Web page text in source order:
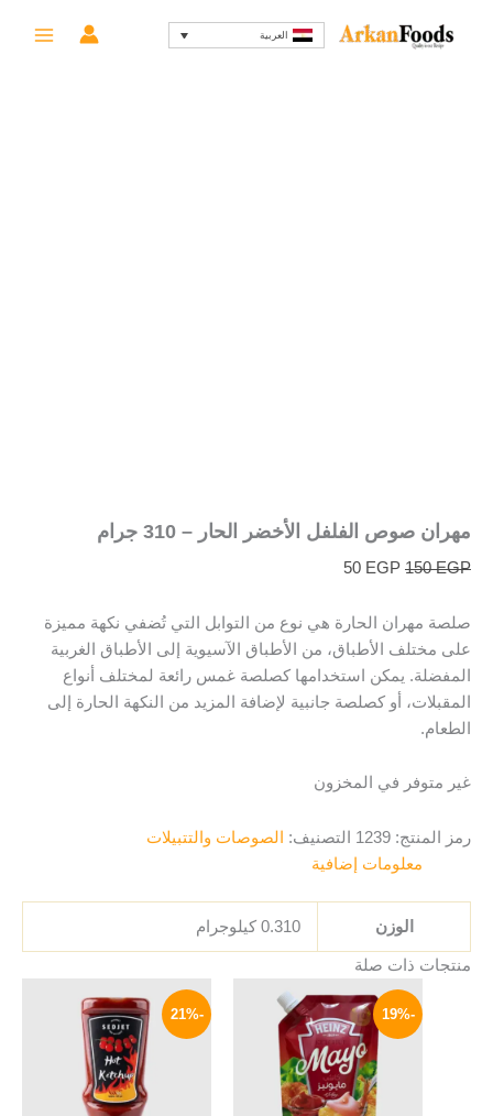
العربية
مهران صوص الفلفل الأخضر الحار – 310 جرام
150EGP
الأصلي
50 EGP
الحالي
صلصة مهران الحارة هي نوع من التوابل التي تُضفي نكهة مميزة
على مختلف الأطباق، من الأطباق الآسيوية إلى الأطباق الغربية
المفضلة. يمكن استخدامها كصلصة غمس رائعة لمختلف أنواع
المقبلات، أو كصلصة جانبية لإضافة المزيد من النكهة الحارة إلى
الطعام.
غير متوفر في المخزون
رمز المنتج: 1239 التصنيف:
الصوصات والتتبيلات
معلومات إضافية
الوزن 0.310 كيلوجرام
منتجات ذات صلة
-19%
الأصلي
هو:
72 EGP.
الحالي
هو:
58 EGP.
-21%
الأصلي
هو:
100 EGP.
الحالي
هو:
79 EGP.